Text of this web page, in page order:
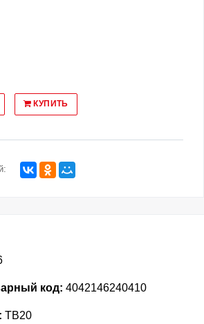
КУПИТЬ
код: 4042146240410
TB20